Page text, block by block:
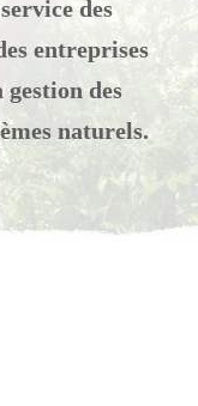
des
entreprises
des
naturels.